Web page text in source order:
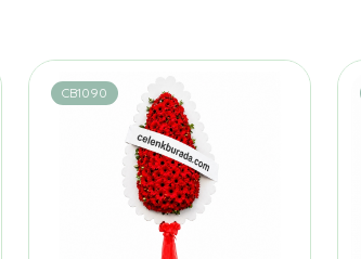
CB1090